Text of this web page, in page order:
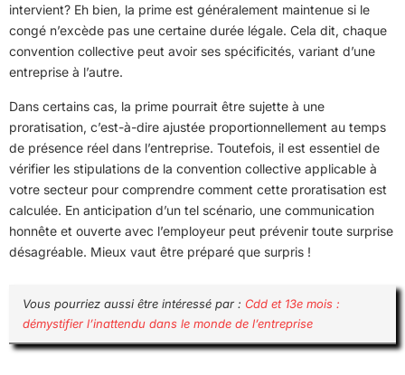
intervient? Eh bien, la prime est généralement maintenue si le
congé n’excède pas une certaine durée légale. Cela dit, chaque
convention collective peut avoir ses spécificités, variant d’une
entreprise à l’autre.
Dans certains cas, la prime pourrait être sujette à une
proratisation, c’est-à-dire ajustée proportionnellement au temps
de présence réel dans l’entreprise. Toutefois, il est essentiel de
vérifier les stipulations de la convention collective applicable à
votre secteur pour comprendre comment cette proratisation est
calculée. En anticipation d’un tel scénario, une communication
honnête et ouverte avec l’employeur peut prévenir toute surprise
désagréable. Mieux vaut être préparé que surpris !
Vous pourriez aussi être intéressé par : Cdd et 13e mois :
démystifier l’inattendu dans le monde de l’entreprise